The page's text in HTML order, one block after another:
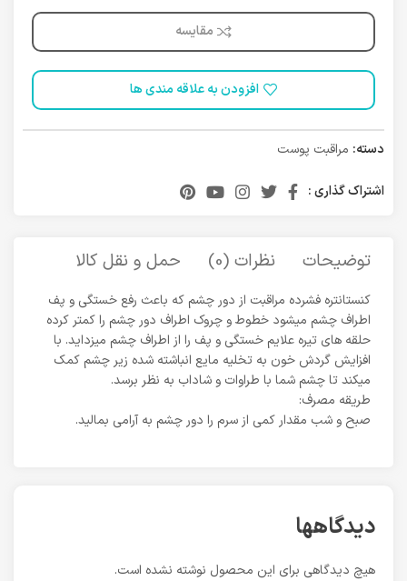
مقایسه
افزودن به علاقه مندی ها
دسته: مراقبت پوست
اشتراک گذاری :
توضیحات نظرات (0) حمل و نقل کالا
کنستانتره فشرده مراقبت از دور چشم که باعث رفع خستگی و پف
اطراف چشم میشود خطوط و چروک اطراف دور چشم را کمتر کرده
حلقه های تیره علایم خستگی و پف را از اطراف چشم میزداید. با
افزایش گردش خون به تخلیه مایع انباشته شده زیر چشم کمک
میکند تا چشم شما با طراوات و شاداب به نظر برسد.
طریقه مصرف:
صبح و شب مقدار کمی از سرم را دور چشم به آرامی بمالید.
دیدگاهها
هیچ دیدگاهی برای این محصول نوشته نشده است.